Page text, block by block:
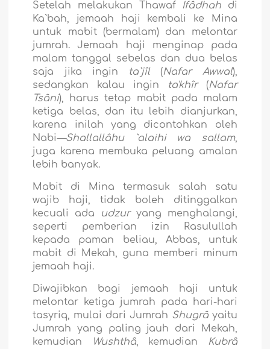
Setelah melakukan Thawaf Ifâdhah di
Ka`bah, jemaah haji kembali ke Mina
untuk mabit (bermalam) dan melontar
jumrah. Jemaah haji menginap pada
malam tanggal sebelas dan dua belas
saja jika ingin
ta`jîl(Nafar Awwal),
sedangkan kalau ingin
ta'khîr(Nafar
Tsâni), harus tetap mabit pada malam
ketiga belas, dan itu lebih dianjurkan,
karena inilah yang dicontohkan oleh
Nabi—Shallallâhu `alaihi wa sallam,
juga karena membuka peluang amalan
lebih banyak.
Mabit di Mina termasuk salah satu
wajib haji, tidak boleh ditinggalkan
kecuali ada
udzuryang menghalangi,
seperti pemberian izin Rasulullah
kepada paman beliau, Abbas, untuk
mabit di Mekah, guna memberi minum
jemaah haji.
Diwajibkan bagi jemaah haji untuk
melontar ketiga jumrah pada hari-hari
tasyriq, mulai dari Jumrah Shugrâyaitu
Jumrah yang paling jauh dari Mekah,
kemudian
Wushthâ, kemudian Kubrâ